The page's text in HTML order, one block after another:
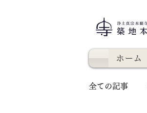
ホーム
全ての記事